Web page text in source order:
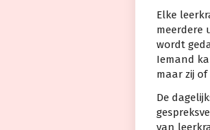
Elke
meerdere
wordt
Iemand
maar zij
De
van